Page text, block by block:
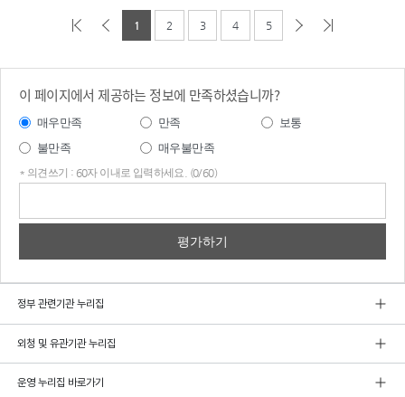
1 2 3 4 5
이 페이지에서 제공하는 정보에 만족하셨습니까?
매우만족 만족
보통
불만족
매우불만족
* 의견쓰기 : 60자 이내로 입력하세요. (0/60)
정부 관련기관 누리집
외청 및 유관기관 누리집
운영 누리집 바로가기